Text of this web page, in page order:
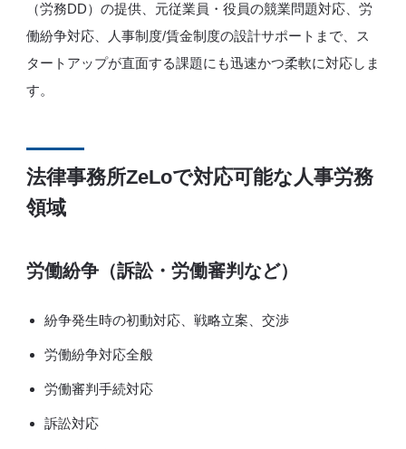
（労務DD）の提供、元従業員・役員の競業問題対応、労
働紛争対応、人事制度/賃金制度の設計サポートまで、ス
タートアップが直面する課題にも迅速かつ柔軟に対応しま
す。
法律事務所ZeLoで対応可能な人事労務
領域
労働紛争（訴訟・労働審判など）
紛争発生時の初動対応、戦略立案、交渉
労働紛争対応全般
労働審判手続対応
訴訟対応